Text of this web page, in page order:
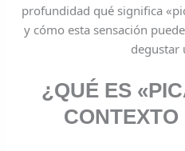
profundidad qué significa
y cómo esta sensación
degustar
¿QUÉ ES